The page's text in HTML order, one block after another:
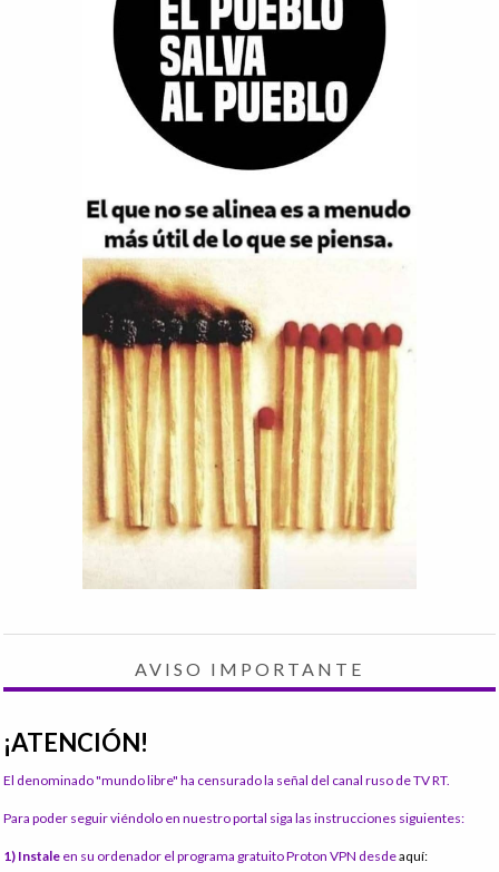
AVISO IMPORTANTE
¡ATENCIÓN!
El denominado "mundo libre" ha censurado la señal del canal ruso de TV RT.
Para poder seguir viéndolo en nuestro portal siga las instrucciones siguientes:
1) Instale en su ordenador el programa gratuito Proton VPN desdeaquí: